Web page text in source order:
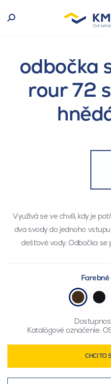
odbočka
rour 72
Využívá se ve chvíli, kdy je
dva svody do jednoho
dešťové vody. Odbočka
Katalógové označenie:
CHCI TO